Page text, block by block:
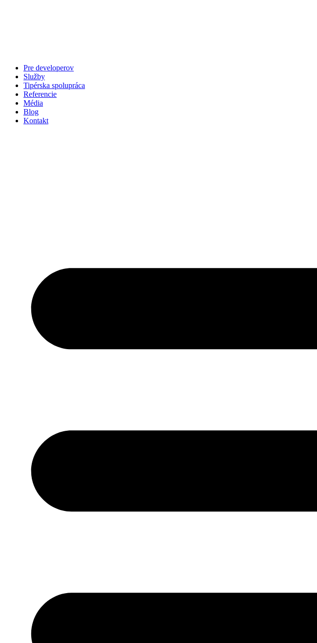
Pre developerov
Služby
Tipérska spolupráca
Referencie
Média
Blog
Kontakt